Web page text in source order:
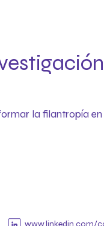
la filantropía
www.linkedin.com/